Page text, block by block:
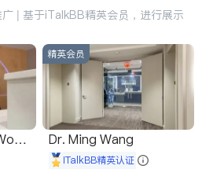
| 基于iTalkBB精英会员，进行展示
精英会员
Dr. Ming Wang
iTalkBB精英认证